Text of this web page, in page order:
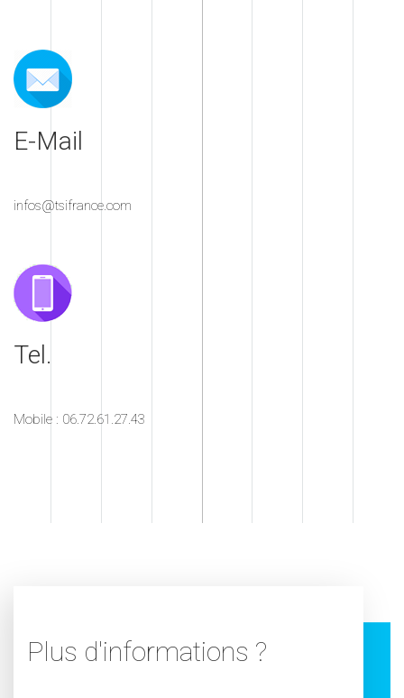
E-Mail
infos@tsifrance.com
Tel.
Mobile : 06.72.61.27.43
Plus d'informations ?